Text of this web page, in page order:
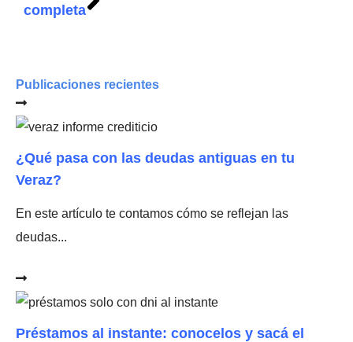
completa
Publicaciones recientes
¿Qué pasa con las deudas antiguas en tu
Veraz?
En este artículo te contamos cómo se reflejan las
deudas...
Préstamos al instante: conocelos y sacá el